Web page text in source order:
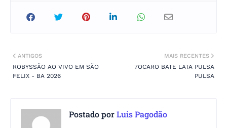
MAIS RECENTES
7OCARO BATE LATA PULSA
PULSA
ANTIGOS
ROBYSSÃO AO VIVO EM SÃO
FELIX - BA 2026
Postado porLuis Pagodão